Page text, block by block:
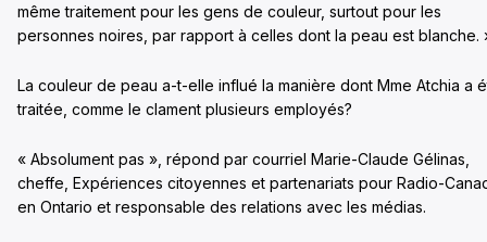
même traitement pour les gens de couleur, surtout pour les
personnes noires, par rapport à celles dont la peau est blanche.
La couleur de peau a-t-elle influé la manière dont Mme Atchia a
traitée, comme le clament plusieurs employés?
« Absolument pas », répond par courriel Marie-Claude Gélinas,
cheffe, Expériences citoyennes et partenariats pour Radio-
en Ontario et responsable des relations avec les médias.